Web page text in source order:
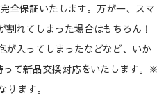
全保証いたします。万が一、スマ
れてしまった場合はもちろん！
が入ってしまったなどなど、いか
て新品交換対応をいたします。※
ます。